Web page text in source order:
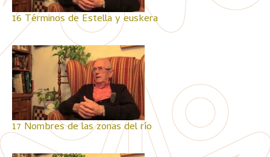
16 Términos de Estella y euskera
17 Nombres de las zonas del río